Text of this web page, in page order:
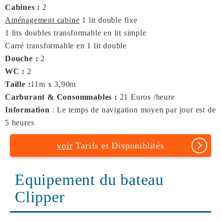
Cabines : 2
Aménagement cabine 1 lit double fixe
1 lits doubles transformable en lit simple
Carré transformable en 1 lit double
Douche : 2
WC : 2
Taille :11m x 3,90m
Carburant & Consommables : 21 Euros /heure
Information : Le temps de navigation moyen par jour est de
5 heures
voir Tarifs et Disponiblités
Equipement du bateau
Clipper